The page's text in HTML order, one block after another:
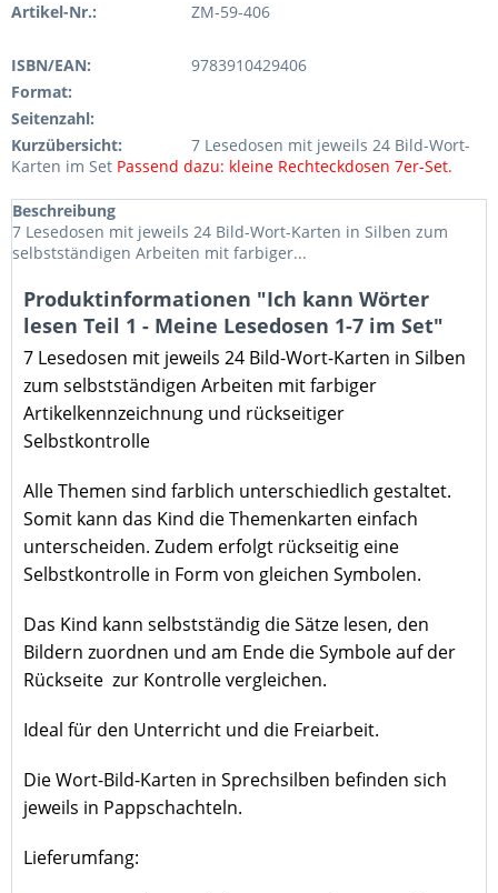
Artikel-Nr.: ZM-59-406
ISBN/EAN:
9783910429406
Format:
Seitenzahl:
Kurzübersicht:
7 Lesedosen mit jeweils 24 Bild-Wort-
Karten im Set Passend dazu: kleine Rechteckdosen 7er-Set.
Beschreibung
7 Lesedosen mit jeweils 24 Bild-Wort-Karten in Silben zum
selbstständigen Arbeiten mit farbiger...
Produktinformationen "Ich kann Wörter
lesen Teil 1 - Meine Lesedosen 1-7 im Set"
7 Lesedosen mit jeweils 24 Bild-Wort-Karten in Silben
zum selbstständigen Arbeiten mit farbiger
Artikelkennzeichnung und rückseitiger
Selbstkontrolle
Alle Themen sind farblich unterschiedlich gestaltet.
Somit kann das Kind die Themenkarten einfach
unterscheiden. Zudem erfolgt rückseitig eine
Selbstkontrolle in Form von gleichen Symbolen.
Das Kind kann selbstständig die Sätze lesen, den
Bildern zuordnen und am Ende die Symbole auf der
Rückseite zur Kontrolle vergleichen.
Ideal für den Unterricht und die Freiarbeit.
Die Wort-Bild-Karten in Sprechsilben befinden sich
jeweils in Pappschachteln.
Lieferumfang: